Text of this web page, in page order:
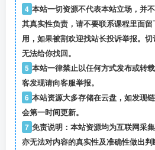
4 本站一切资源不代表本站立场，并
其真实性负责，请不要联系课程里面
用，如果被割欢迎找站长投诉举报。
无法给你找回。
5 本站一律禁止以任何方式发布或转
客发现请向客服举报。
6 本站资源大多存储在云盘，如发现
会第一时间更新。
7 免责说明：本站资源均为互联网采
亦无法对内容的真实性及准确性做出